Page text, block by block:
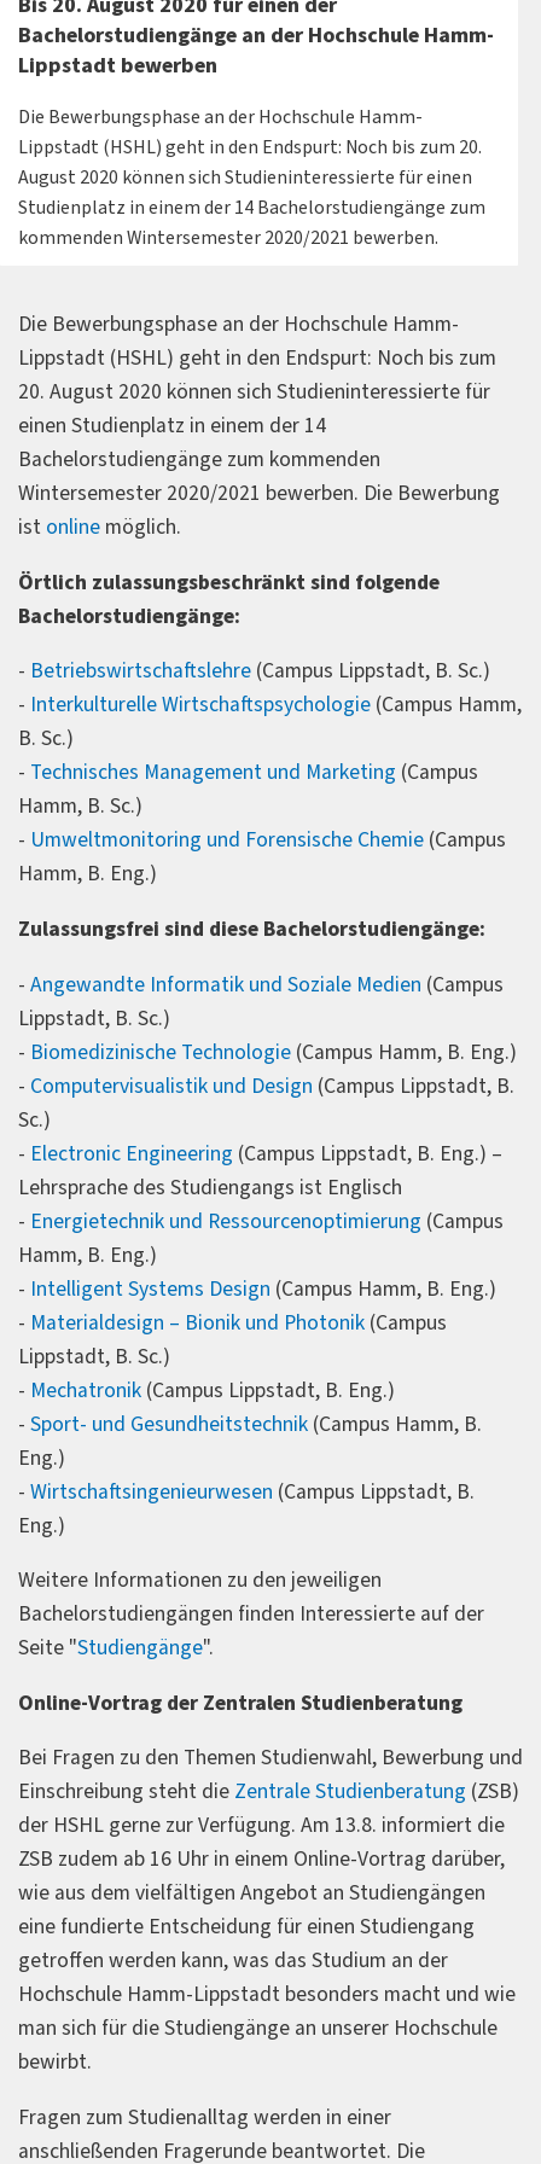
Bachelorstudiengänge an der Hochschule Hamm-
Lippstadt bewerben
Die Bewerbungsphase an der Hochschule Hamm-
Lippstadt (HSHL) geht in den Endspurt: Noch bis zum 20.
August 2020 können sich Studieninteressierte für einen
Studienplatz in einem der 14 Bachelorstudiengänge zum
kommenden Wintersemester 2020/2021 bewerben.
Die Bewerbungsphase an der Hochschule Hamm-
Lippstadt (HSHL) geht in den Endspurt: Noch bis zum
20. August 2020 können sich Studieninteressierte für
einen Studienplatz in einem der 14
Bachelorstudiengänge zum kommenden
Wintersemester 2020/2021 bewerben. Die Bewerbung
ist online möglich.
Örtlich zulassungsbeschränkt sind folgende
Bachelorstudiengänge:
- Betriebswirtschaftslehre (Campus Lippstadt, B. Sc.)
- Interkulturelle Wirtschaftspsychologie (Campus Hamm,
B. Sc.)
- Technisches Management und Marketing (Campus
Hamm, B. Sc.)
- Umweltmonitoring und Forensische Chemie (Campus
Hamm, B. Eng.)
Zulassungsfrei sind diese Bachelorstudiengänge:
- Angewandte Informatik und Soziale Medien (Campus
Lippstadt, B. Sc.)
- Biomedizinische Technologie (Campus Hamm, B. Eng.)
- Computervisualistik und Design (Campus Lippstadt, B.
Sc.)
- Electronic Engineering (Campus Lippstadt, B. Eng.) –
Lehrsprache des Studiengangs ist Englisch
- Energietechnik und Ressourcenoptimierung (Campus
Hamm, B. Eng.)
- Intelligent Systems Design (Campus Hamm, B. Eng.)
- Materialdesign – Bionik und Photonik (Campus
Lippstadt, B. Sc.)
- Mechatronik (Campus Lippstadt, B. Eng.)
- Sport- und Gesundheitstechnik (Campus Hamm, B.
Eng.)
- Wirtschaftsingenieurwesen (Campus Lippstadt, B.
Eng.)
Weitere Informationen zu den jeweiligen
Bachelorstudiengängen finden Interessierte auf der
Seite "Studiengänge".
Online-Vortrag der Zentralen Studienberatung
Bei Fragen zu den Themen Studienwahl, Bewerbung und
Einschreibung steht die Zentrale Studienberatung (ZSB)
der HSHL gerne zur Verfügung. Am 13.8. informiert die
ZSB zudem ab 16 Uhr in einem Online-Vortrag darüber,
wie aus dem vielfältigen Angebot an Studiengängen
eine fundierte Entscheidung für einen Studiengang
getroffen werden kann, was das Studium an der
Hochschule Hamm-Lippstadt besonders macht und wie
man sich für die Studiengänge an unserer Hochschule
bewirbt.
Fragen zum Studienalltag werden in einer
anschließenden Fragerunde beantwortet. Die